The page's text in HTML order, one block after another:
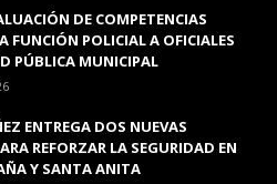
DE COMPETENCIAS
FUNCIÓN POLICIAL A OFICIALES
PÚBLICA MUNICIPAL
ENTREGA DOS NUEVAS
REFORZAR LA SEGURIDAD EN
Y SANTA ANITA